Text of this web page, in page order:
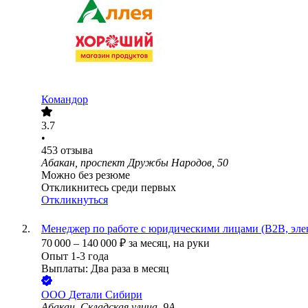
Командор
3.7
•
453 отзыва
Абакан, проспект Дружбы Народов, 50
Можно без резюме
Откликнитесь среди первых
Откликнуться
Менеджер по работе с юридическими лицами (B2B,
70 000 – 140 000 ₽ за месяц, на руки
Опыт 1-3 года
Выплаты: Два раза в месяц
ООО Детали Сибири